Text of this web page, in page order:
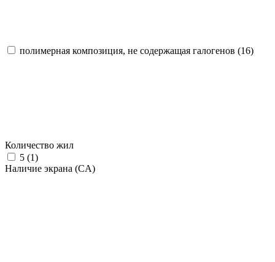
полимерная композиция, не содержащая галогенов (16)
Количество жил
5 (1)
Наличие экрана (CA)